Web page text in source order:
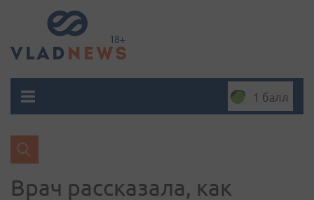
1 балл
Врач рассказала, как